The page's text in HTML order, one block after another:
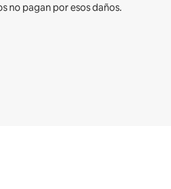
no pagan por esos daños.